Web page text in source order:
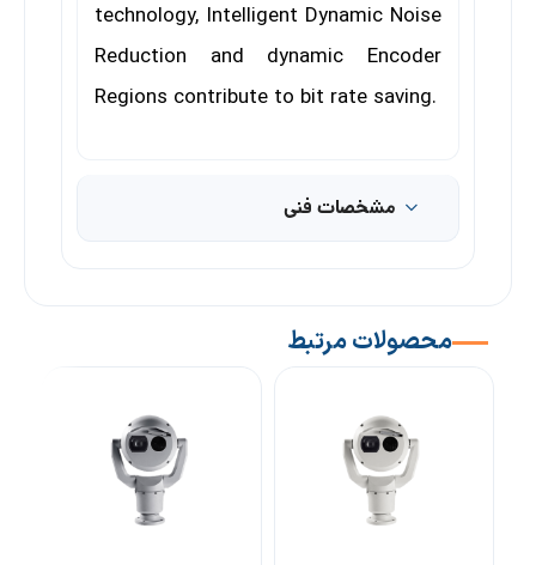
technology, Intelligent Dynamic Noise
Reduction and dynamic Encoder
Regions contribute to bit rate saving.
مشخصات فنی
محصولات مرتبط